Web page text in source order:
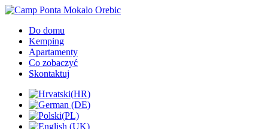
Do domu
Kemping
Apartamenty
Co zobaczyć
Skontaktuj